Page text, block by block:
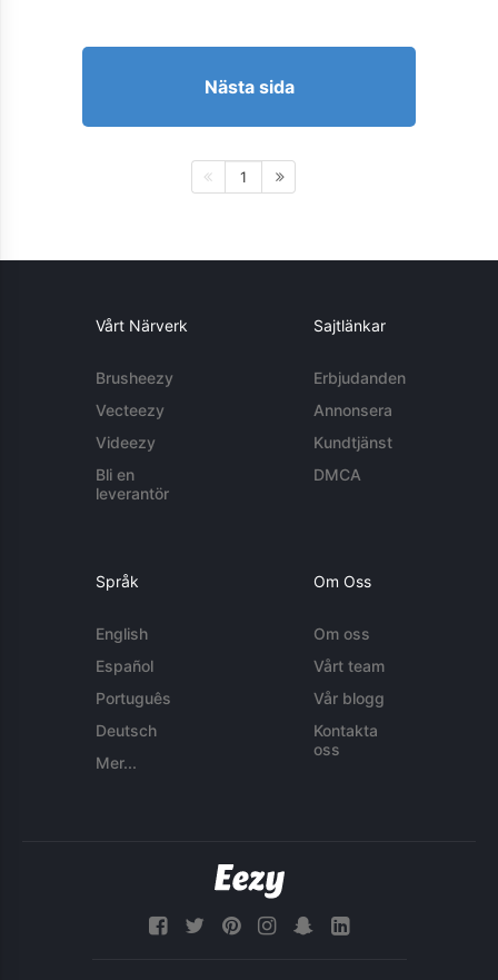
Nästa sida
1
Vårt Närverk
Brusheezy
Vecteezy
Videezy
Bli en
leverantör
Sajtlänkar
Erbjudanden
Annonsera
Kundtjänst
DMCA
Språk
English
Español
Português
Deutsch
Mer...
Om Oss
Om oss
Vårt team
Vår blogg
Kontakta
oss